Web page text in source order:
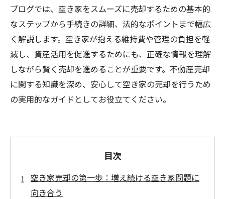
ブログでは、空き家をスムーズに売却するための基本的
なステップから手続きの詳細、法的なポイントまで幅広
く解説します。空き家が抱える維持費や管理の負担を軽
減し、資産活用を促進するためにも、正確な情報を理解
しながら賢く売却を進めることが重要です。不動産売却
に関する知識を深め、安心して空き家の売却を行うため
の実用的なガイドとしてお役立てください。
目次
空き家売却の第一歩：増え続ける空き家問題に
向き合う